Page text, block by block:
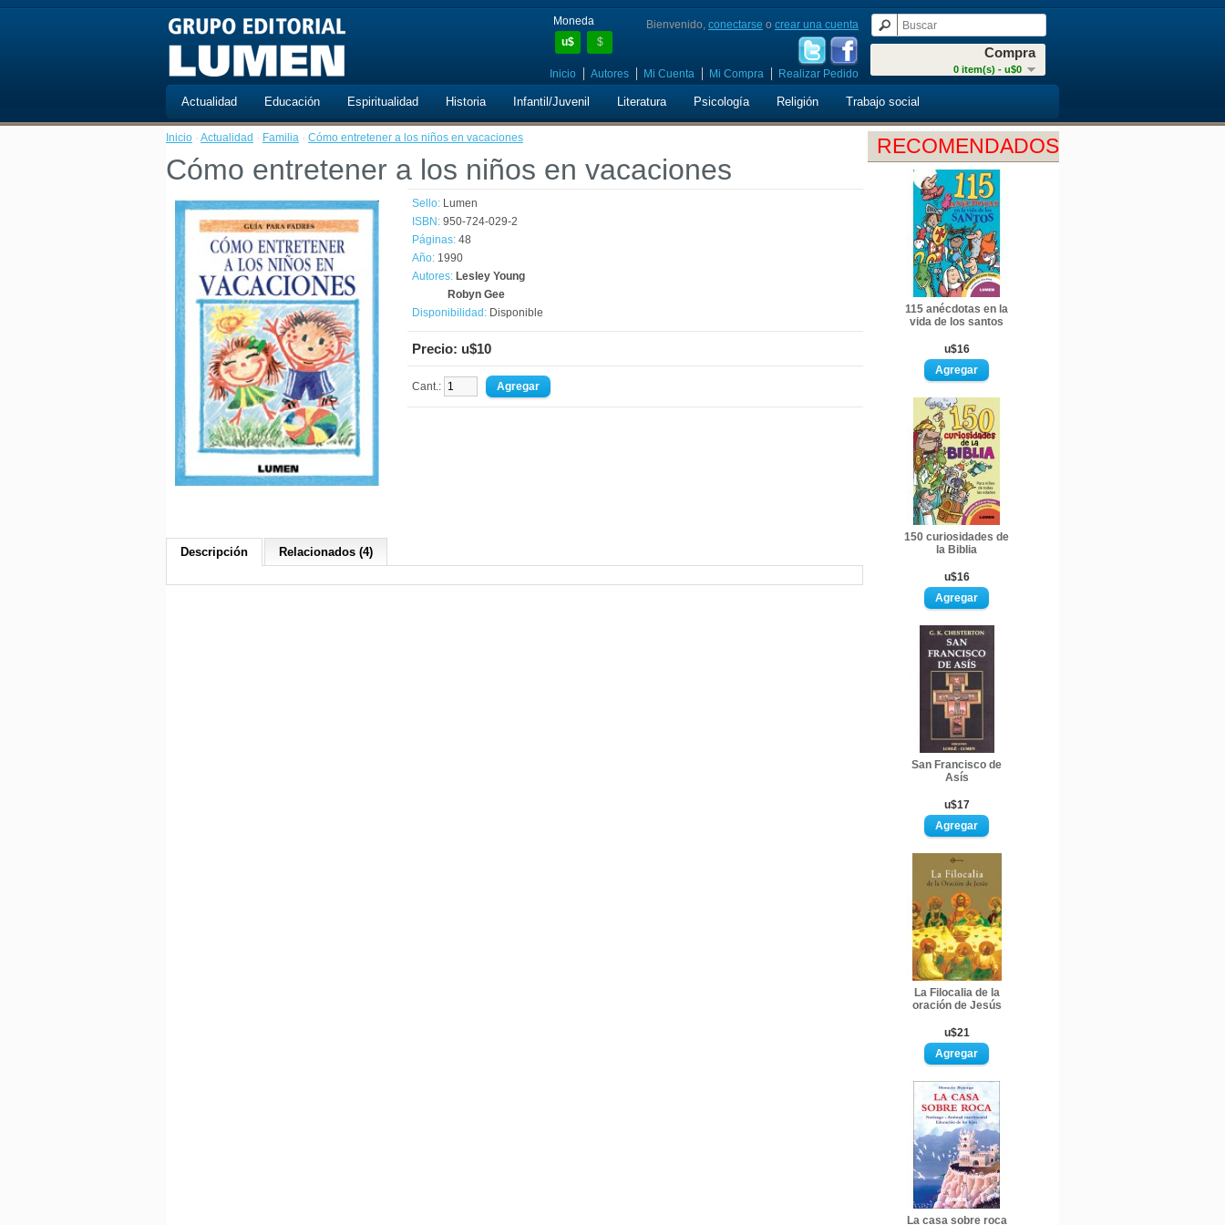
Moneda
u$
$
Compra
0 item(s) - u$0
Bienvenido, conectarse o crear una cuenta
Inicio Autores Mi Cuenta Mi Compra Realizar Pedido
Actualidad Educación Espiritualidad Historia Infantil/Juvenil Literatura Psicología Religión Trabajo social
RECOMENDADOS
115 anécdotas en la
vida de los santos
u$16
150 curiosidades de
la Biblia
u$16
San Francisco de
Asís
u$17
La Filocalia de la
oración de Jesús
u$21
La casa sobre roca
Inicio · Actualidad · Familia · Cómo entretener a los niños en vacaciones
Cómo entretener a los niños en vacaciones
Sello: Lumen
ISBN: 950-724-029-2
Páginas: 48
Año: 1990
Autores: Lesley Young
Robyn Gee
Disponibilidad: Disponible
Precio: u$10
Cant.:
Descripción Relacionados (4)